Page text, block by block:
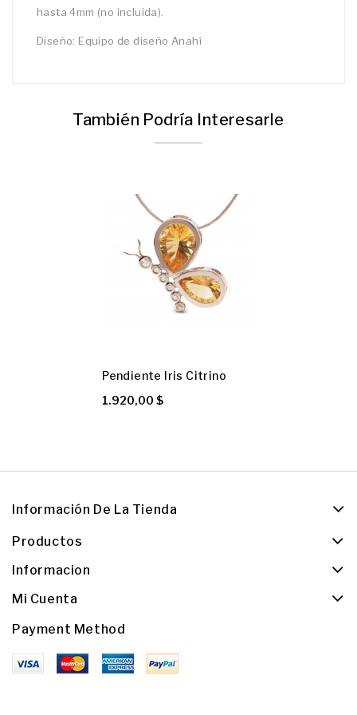
hasta 4mm (no incluida).
Diseño: Equipo de diseño Anahí
También Podría Interesarle
Pendiente Iris Citrino
1.920,00 $
Información De La Tienda
Productos
Informacion
Mi Cuenta
Payment Method